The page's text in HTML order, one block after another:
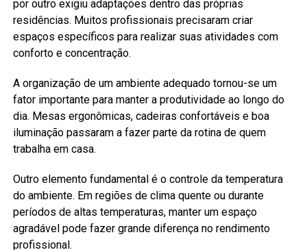
por outro exigiu adaptações dentro das próprias
residências. Muitos profissionais precisaram criar
espaços específicos para realizar suas atividades com
conforto e concentração.
A organização de um ambiente adequado tornou-se um
fator importante para manter a produtividade ao longo do
dia. Mesas ergonômicas, cadeiras confortáveis e boa
iluminação passaram a fazer parte da rotina de quem
trabalha em casa.
Outro elemento fundamental é o controle da temperatura
do ambiente. Em regiões de clima quente ou durante
períodos de altas temperaturas, manter um espaço
agradável pode fazer grande diferença no rendimento
profissional.